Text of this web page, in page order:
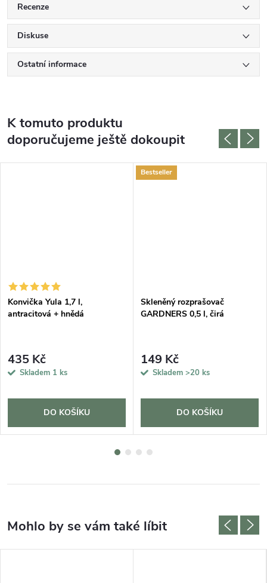
Recenze
Diskuse
Ostatní informace
K tomuto produktu
doporučujeme ještě dokoupit
Konvička Yula 1,7 l,
antracitová + hnědá
435 Kč
Skladem 1 ks
DO KOŠÍKU
Bestseller
Skleněný rozprašovač
GARDNERS 0,5 l, čirá
149 Kč
Skladem >20 ks
DO KOŠÍKU